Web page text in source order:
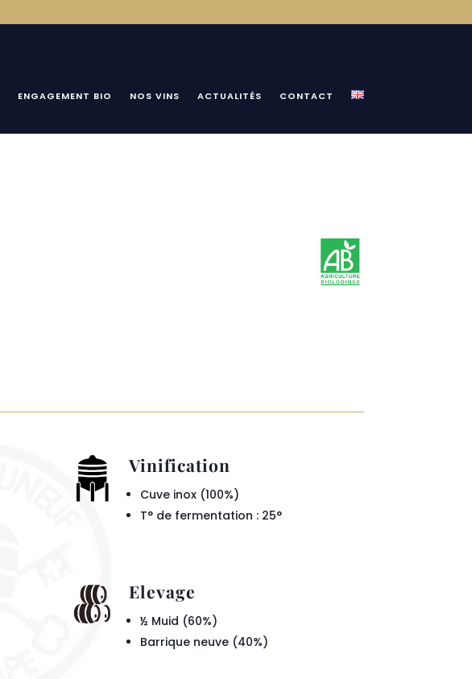
ENGAGEMENT BIO NOS VINS ACTUALITÉS CONTACT
Vinification
Cuve inox (100%)
T° de fermentation : 25°
Elevage
½ Muid (60%)
Barrique neuve (40%)